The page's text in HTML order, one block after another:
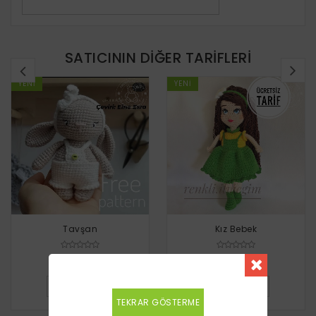
SATICININ DIĞER TARIFLERI
YENI
Tavşan
YENI
Kız Bebek
Ücretsiz
TEKRAR GÖSTERME